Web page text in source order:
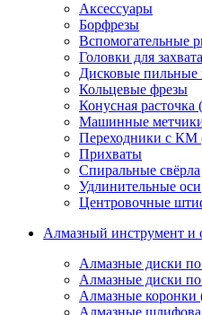
Аксессуары
Борфрезы
Вспомогательные
Головки для
Дисковые пильные
Кольцевые фрезы
Конусная
Машинные метчики
Переходники с КМ
Прихваты
Спиральные свёрла
Удлинительные оси
Центровочные
Алмазный инструмент и
Алмазные диски по
Алмазные диски по
Алмазные коронки
Алмазные